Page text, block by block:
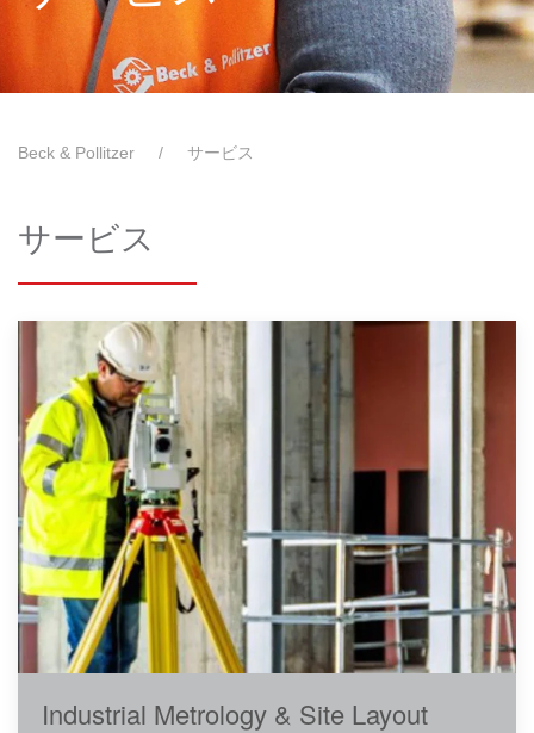
Beck & Pollitzer サービス
サービス
Industrial Metrology & Site Layout